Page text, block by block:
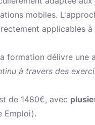
mobiles.
applicables
formation délivre
à travers des
de 1480€, avec
Emploi).